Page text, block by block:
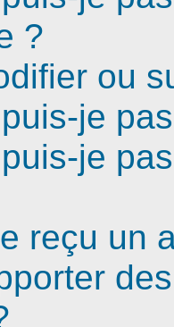
?
ou
je
je
reçu un